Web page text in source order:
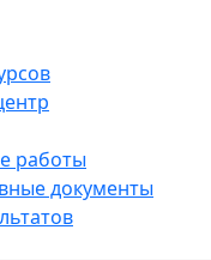
работы
документы